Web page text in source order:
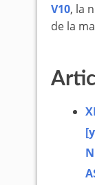
V10, la
de la